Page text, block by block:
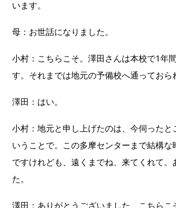
います。
母：お世話になりました。
小村：こちらこそ。澤田さんは本校で1年
す。それまでは地元の予備校へ通っておら
澤田：はい。
小村：地元と申し上げたのは、今伺ったと
いうことで。この多摩センターまで結構な
ですけれども、遠くまでね、来てくれて。
た。
澤田：ありがとうございました、こちらこ